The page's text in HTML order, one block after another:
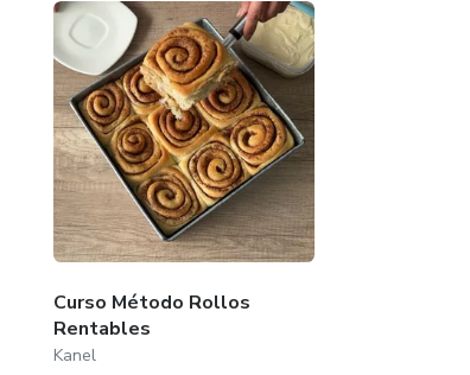
Curso Método Rollos
Rentables
Kanel